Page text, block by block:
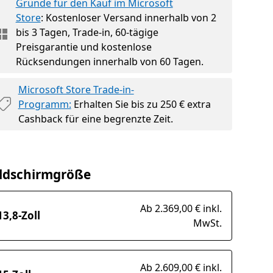
Gründe für den Kauf im Microsoft
Store: Kostenloser Versand innerhalb von 2
bis 3 Tagen, Trade-in, 60-tägige
Preisgarantie und kostenlose
Rücksendungen innerhalb von 60 Tagen.
Microsoft Store Trade-in-
Programm: Erhalten Sie bis zu 250 € extra
Cashback für eine begrenzte Zeit.
Zoll
Ab 2.369,00 € inkl.
MwSt.
Ab 2.609,00 € inkl.